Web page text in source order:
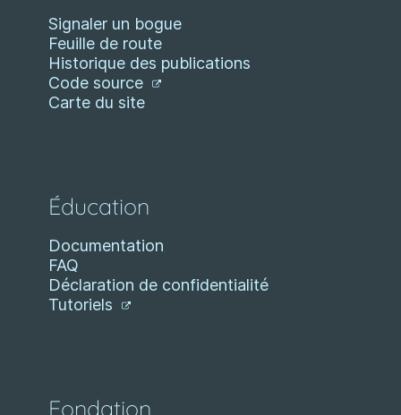
Signaler un bogue
Feuille de route
Historique des publications
Code source
Carte du site
Éducation
Documentation
FAQ
Déclaration de confidentialité
Tutoriels
Fondation